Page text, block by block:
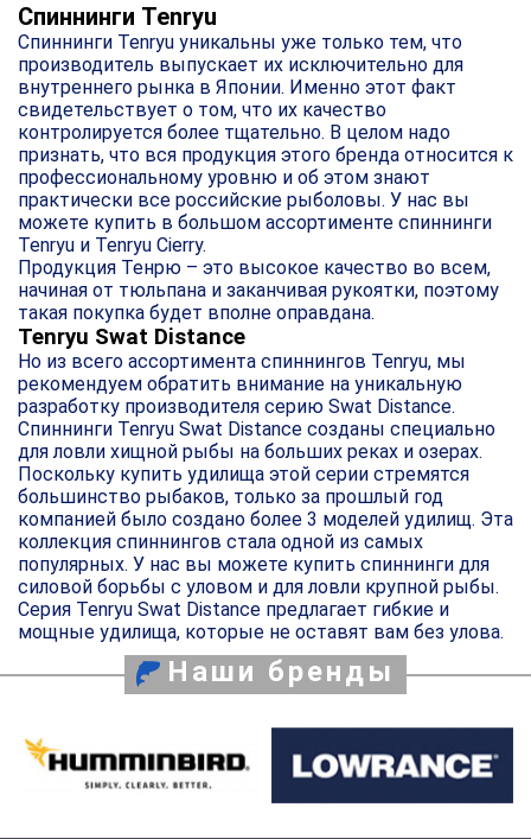
Спиннинги Tenryu
Спиннинги Tenryu уникальны уже только тем, что
производитель выпускает их исключительно для
внутреннего рынка в Японии. Именно этот факт
свидетельствует о том, что их качество
контролируется более тщательно. В целом надо
признать, что вся продукция этого бренда относится к
профессиональному уровню и об этом знают
практически все российские рыболовы. У нас вы
можете купить в большом ассортименте спиннинги
Tenryu и Tenryu Cierry.
Продукция Тенрю – это высокое качество во всем,
начиная от тюльпана и заканчивая рукоятки, поэтому
такая покупка будет вполне оправдана.
Tenryu Swat Distance
Но из всего ассортимента спиннингов Tenryu, мы
рекомендуем обратить внимание на уникальную
разработку производителя серию Swat Distance.
Спиннинги Tenryu Swat Distance созданы специально
для ловли хищной рыбы на больших реках и озерах.
Поскольку купить удилища этой серии стремятся
большинство рыбаков, только за прошлый год
компанией было создано более 3 моделей удилищ. Эта
коллекция спиннингов стала одной из самых
популярных. У нас вы можете купить спиннинги для
силовой борьбы с уловом и для ловли крупной рыбы.
Серия Tenryu Swat Distance предлагает гибкие и
мощные удилища, которые не оставят вам без улова.
Наши бренды